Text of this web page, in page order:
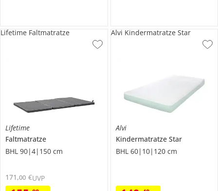
Lifetime
Faltmatratze
BHL 90|4|150 cm
171 ,00 €UVP
Lifetime Faltmatratze
Alvi
Kindermatratze Star
BHL 60|10|120 cm
Alvi Kindermatratze Star